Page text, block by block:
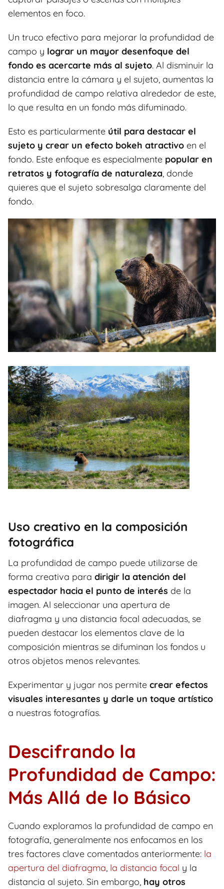
elementos en foco.
Un truco efectivo para mejorar la profundidad de
campo y lograr un mayor desenfoque del
fondo es acercarte más al sujeto. Al disminuir la
distancia entre la cámara y el sujeto, aumentas la
profundidad de campo relativa alrededor de este,
lo que resulta en un fondo más difuminado.
Esto es particularmente útil para destacar el
sujeto y crear un efecto bokeh atractivo en el
fondo. Este enfoque es especialmente popular en
retratos y fotografía de naturaleza, donde
quieres que el sujeto sobresalga claramente del
fondo.
Uso creativo en la composición
fotográfica
La profundidad de campo puede utilizarse de
forma creativa para dirigir la atención del
espectador hacia el punto de interés de la
imagen. Al seleccionar una apertura de
diafragma y una distancia focal adecuadas, se
pueden destacar los elementos clave de la
composición mientras se difuminan los fondos u
otros objetos menos relevantes.
Experimentar y jugar nos permite crear efectos
visuales interesantes y darle un toque artístico
a nuestras fotografías.
Descifrando la
Profundidad de Campo:
Más Allá de lo Básico
Cuando exploramos la profundidad de campo en
fotografía, generalmente nos enfocamos en los
tres factores clave comentados anteriormente: la
apertura del diafragma, la distancia focal y la
distancia al sujeto. Sin embargo, hay otros